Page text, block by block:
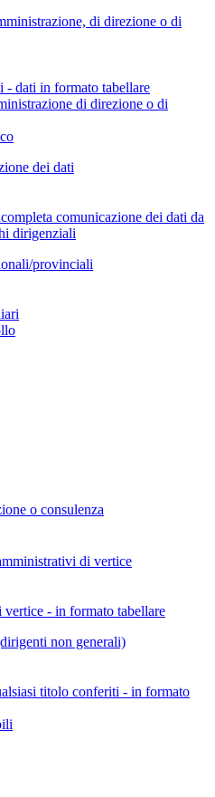
di direzione o di
dati in formato tabellare
di direzione o di
dei dati
comunicazione dei dati da
dirigenziali
provinciali
o consulenza
di vertice
- in formato tabellare
non generali)
titolo conferiti - in formato